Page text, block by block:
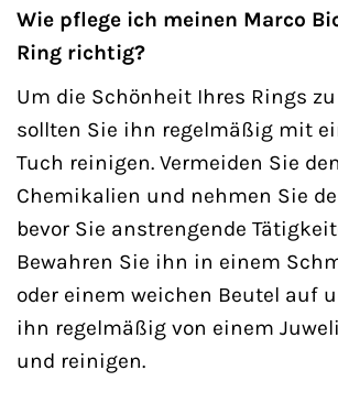
Wie pflege ich meinen Marco
Ring richtig?
Um die Schönheit Ihres Rings
sollten Sie ihn regelmäßig mit
Tuch reinigen. Vermeiden Sie
Chemikalien und nehmen Sie
bevor Sie anstrengende
Bewahren Sie ihn in einem
oder einem weichen Beutel auf
ihn regelmäßig von einem
und reinigen.